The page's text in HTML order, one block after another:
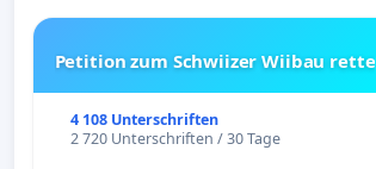
Petition zum Schwiizer Wiibau rette
4 108 Unterschriften
2 720 Unterschriften / 30 Tage